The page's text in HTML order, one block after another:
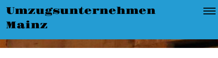
Umzugsunternehmen
Mainz